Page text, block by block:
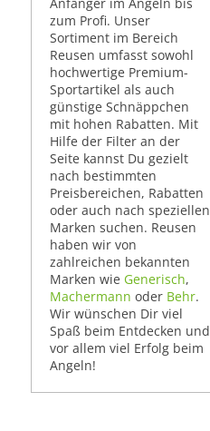
zum Profi. Unser
Sortiment im Bereich
Reusen umfasst sowohl
hochwertige Premium-
Sportartikel als auch
günstige Schnäppchen
mit hohen Rabatten. Mit
Hilfe der Filter an der
Seite kannst Du gezielt
nach bestimmten
Preisbereichen, Rabatten
oder auch nach speziellen
Marken suchen. Reusen
haben wir von
zahlreichen bekannten
Marken wie Generisch,
Machermann oder Behr.
Wir wünschen Dir viel
Spaß beim Entdecken und
vor allem viel Erfolg beim
Angeln!